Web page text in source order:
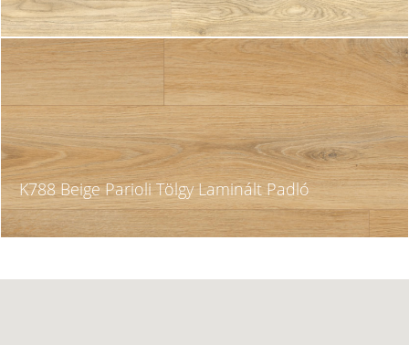
K788 Beige Parioli Tölgy Laminált Padló